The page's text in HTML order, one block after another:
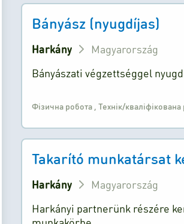
Bányász (nyugdíjas)
Harkány
Magyarország
Bányászati végzettséggel
Фізична робота ,Технік/
Takarító munkatársat
Harkány
Magyarország
Harkányi partnerünk részére